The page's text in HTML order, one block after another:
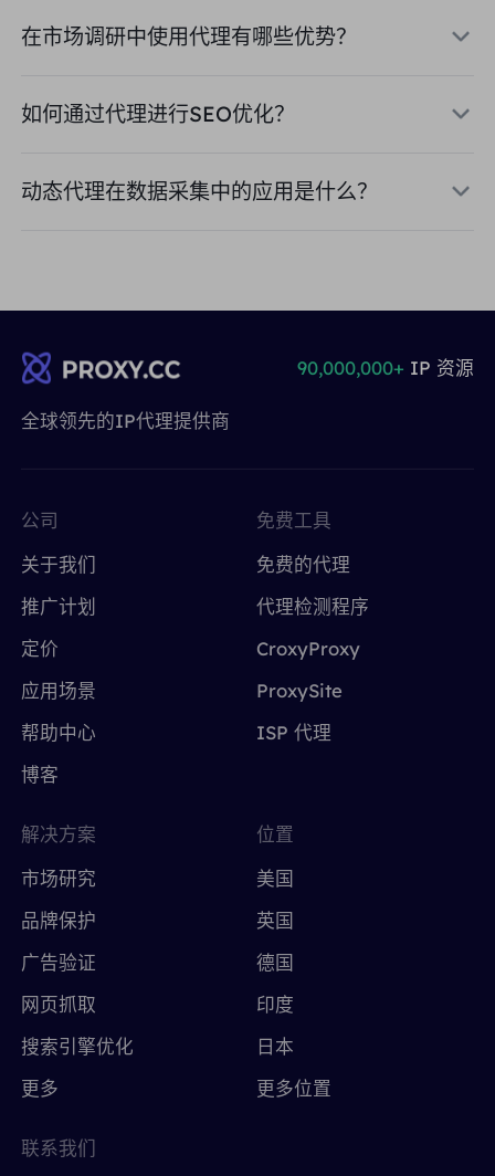
在市场调研中使用代理有哪些优势？
如何通过代理进行SEO优化？
动态代理在数据采集中的应用是什么？
全球领先的IP代理提供商
90,000,000+ IP 资源
公司
关于我们
推广计划
定价
应用场景
帮助中心
博客
免费工具
免费的代理
代理检测程序
CroxyProxy
ProxySite
ISP 代理
解决方案
市场研究
品牌保护
广告验证
网页抓取
搜索引擎优化
更多
位置
美国
英国
德国
印度
日本
更多位置
联系我们